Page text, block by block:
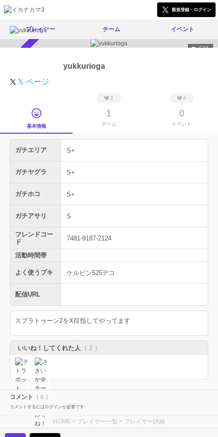
新規登録・ログイン
プレイヤー チーム イベント
521
yukkurioga
𝕏 ページ
基本情報
2
1
チーム
0
0
イベント
ガチエリア S+
ガチヤグラ S+
ガチホコ S+
ガチアサリ S
フレンドコー
ド
7481-9187-2124
活動時間帯
よく使うブキ ケルビン525デコ
配信URL
スプラトゥーン2をX目指してやってます
いいね！してくれた人 （ 2 ）
コメント （ 0 ）
コメントするにはログインが必要です
HOME > プレイヤー一覧 > プレイヤー詳細